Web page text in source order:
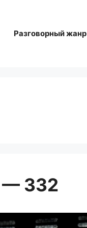
Разговорный жанр
— 332